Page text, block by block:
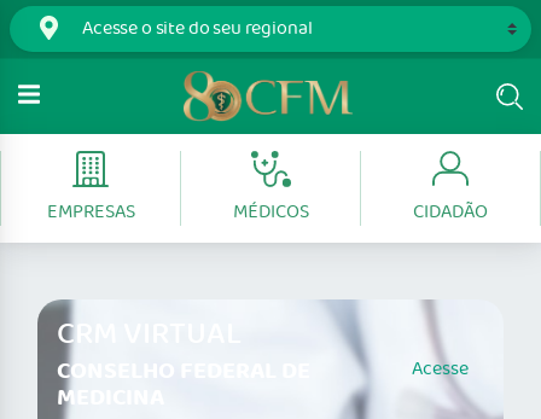
EMPRESAS MÉDICOS CIDADÃO
CRM VIRTUAL
CONSELHO FEDERAL DE
MEDICINA
Acesse